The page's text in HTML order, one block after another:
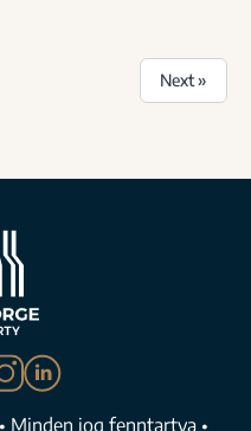
Next »
Minden jog fenntartva •